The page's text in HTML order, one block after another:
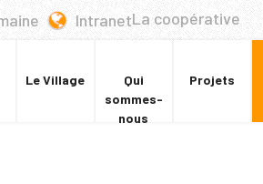
IntranetLa coopérative
Le Village
Qui
sommes-
nous
Projets